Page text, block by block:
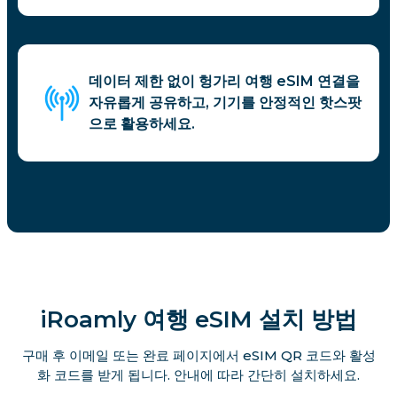
데이터 제한 없이 헝가리 여행 eSIM 연결을
자유롭게 공유하고, 기기를 안정적인 핫스팟
으로 활용하세요.
iRoamly 여행 eSIM 설치 방법
구매 후 이메일 또는 완료 페이지에서 eSIM QR 코드와 활성
화 코드를 받게 됩니다. 안내에 따라 간단히 설치하세요.